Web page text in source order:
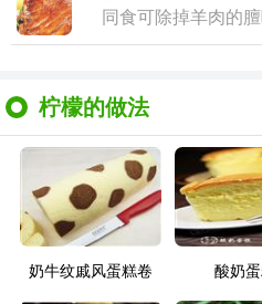
同食可除掉羊肉的
柠檬的做法
奶牛纹戚风蛋糕卷 酸奶